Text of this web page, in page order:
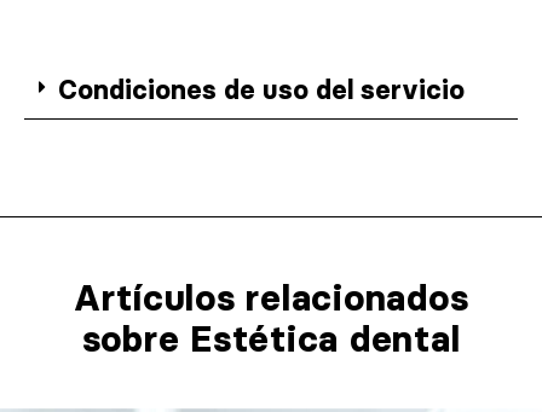
Condiciones de uso del servicio
Artículos relacionados​
sobre Estética dental